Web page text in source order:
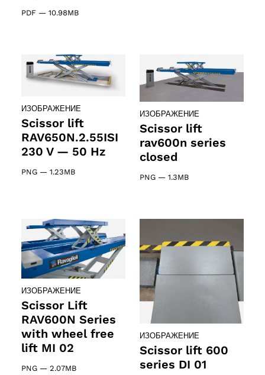
PDF — 10.98MB
ИЗОБРАЖЕНИЕ
Scissor lift
RAV650N.2.55ISI
230 V — 50 Hz
PNG — 1.23MB
ИЗОБРАЖЕНИЕ
Scissor lift
rav600n series
closed
PNG — 1.3MB
ИЗОБРАЖЕНИЕ
Scissor Lift
RAV600N Series
with wheel free
lift MI 02
PNG — 2.07MB
ИЗОБРАЖЕНИЕ
Scissor lift 600
series DI 01